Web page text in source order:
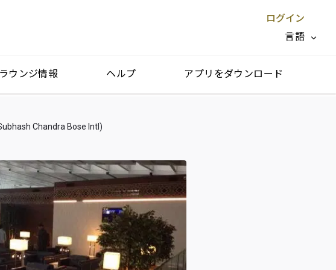
ログイン
言語
閉じる X
ラウンジ情報 ヘルプ アプリをダウンロード
Chandra Bose Intl)